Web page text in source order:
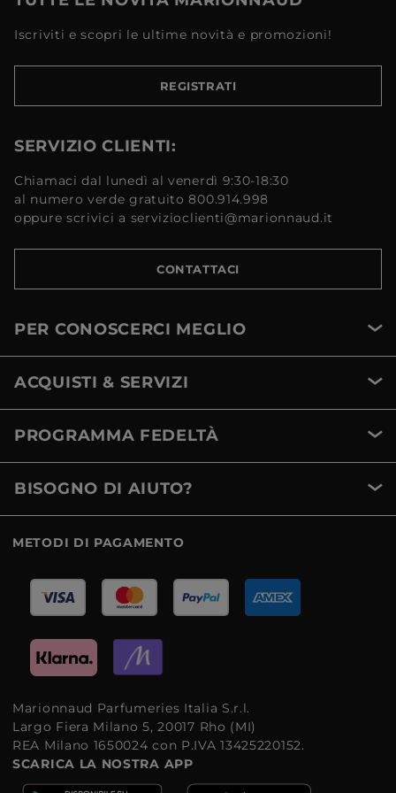
Iscriviti e scopri le ultime novità e promozioni!
REGISTRATI
SERVIZIO CLIENTI:
Chiamaci dal lunedì al venerdì 9:30-18:30
al numero verde gratuito 800.914.998
oppure scrivici a servizioclienti@marionnaud.it
CONTATTACI
PER CONOSCERCI MEGLIO
ACQUISTI & SERVIZI
PROGRAMMA FEDELTÀ
BISOGNO DI AIUTO?
METODI DI PAGAMENTO
Marionnaud Parfumeries Italia S.r.l.
Largo Fiera Milano 5, 20017 Rho (MI)
REA Milano 1650024 con P.IVA 13425220152.
SCARICA LA NOSTRA APP